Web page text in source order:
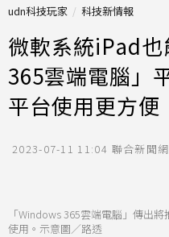
udn科技玩家 科技新情報
微軟系統iPad
365雲端電腦」
平台使用更方便
2023-07-11 11:04 聯合新聞
「Windows 365雲端電腦」傳出
使用。示意圖／路透